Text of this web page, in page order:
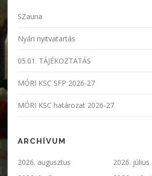
SZauna
Nyári nyitvatartás
05.01. TÁJÉKOZTATÁS
MÓRI KSC SFP 2026-27
MÓRI KSC határozat 2026-27
ARCHÍVUM
2026. augusztus
2026. július